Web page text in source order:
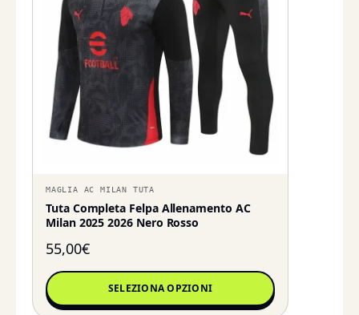
MAGLIA AC MILAN TUTA
Tuta Completa Felpa Allenamento AC
Milan 2025 2026 Nero Rosso
55,00€
SELEZIONA OPZIONI